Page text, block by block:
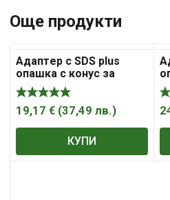
Още продукти
Адаптeр с SDS plus
опашка с конус за
боркоронa с
твърдосплавнa
пластинa
19,17 € (37,49 лв.)
КУПИ